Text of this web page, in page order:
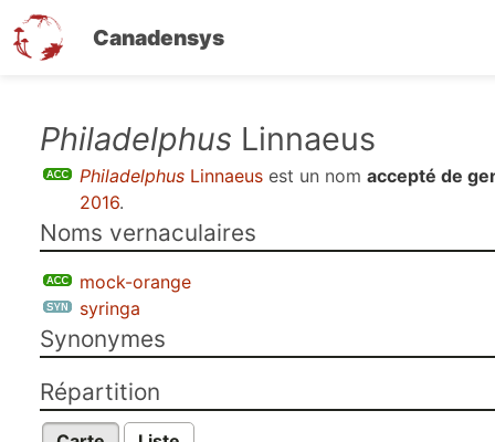
Canadensys
contenu
Philadelphus Linnaeus
Philadelphus Linnaeus est un nom accepté de
2016.
Noms vernaculaires
mock-orange
syringa
Synonymes
Répartition